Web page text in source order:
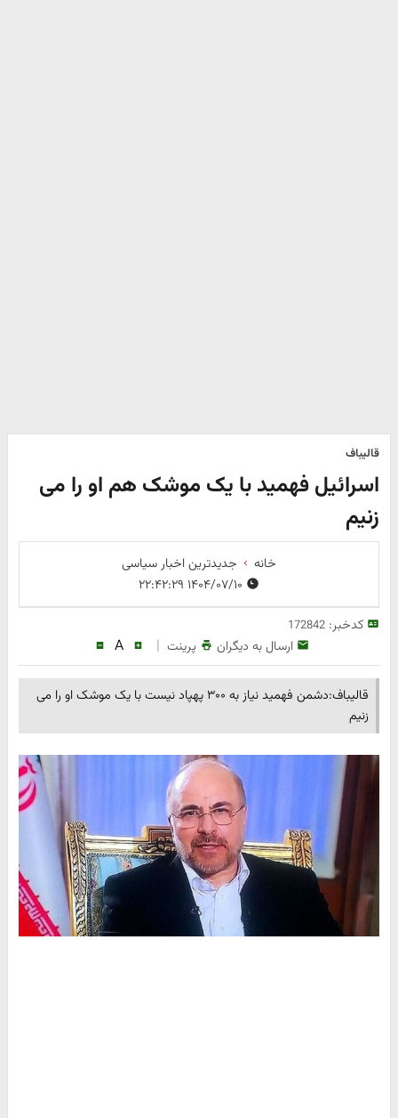
قالیباف
اسرائیل فهمید با یک موشک هم او را می
زنیم
خانه
جدیدترین اخبار سیاسی
کدخبر:172842
ارسال به دیگران پرینت |
A
قالیباف:دشمن فهمید نیاز به ۳۰۰ پهپاد نیست با یک موشک او را می
زنیم